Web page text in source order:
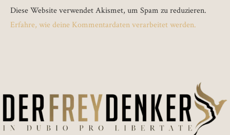
Diese Website verwendet Akismet, um Spam zu reduzieren.
Erfahre, wie deine Kommentardaten verarbeitet werden.